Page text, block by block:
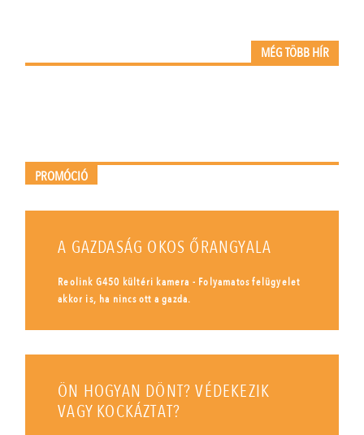
MÉG TÖBB HÍR
PROMÓCIÓ
A GAZDASÁG OKOS ŐRANGYALA
Reolink G450 kültéri kamera - Folyamatos felügyelet
akkor is, ha nincs ott a gazda.
ÖN HOGYAN DÖNT? VÉDEKEZIK
VAGY KOCKÁZTAT?